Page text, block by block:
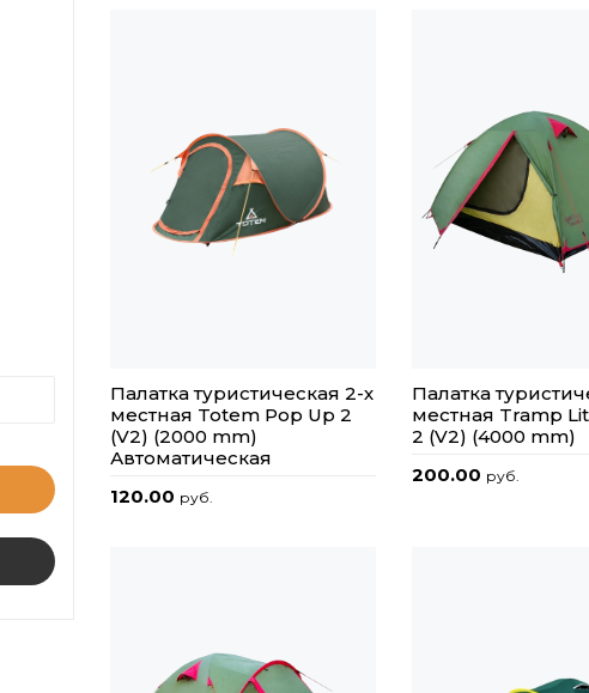
Палатка туристическая 2-х
местная Totem Pop Up 2
(V2) (2000 mm)
Автоматическая
120.00 руб.
Палатка
местная Tramp
2 (V2) (4000 mm)
200.00 руб.